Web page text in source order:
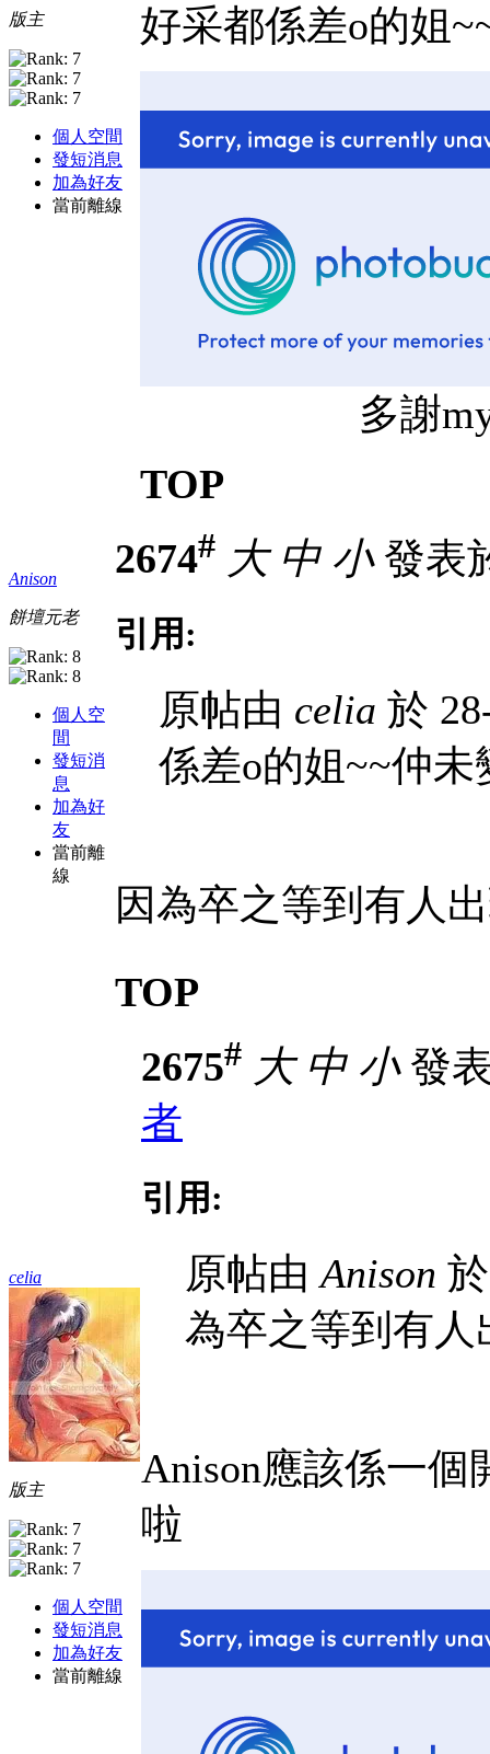
版主
個人空間
發短消息
加為好友
當前離線
好采都係差o的姐
多謝mythz創
TOP
Anison
餅壇元老
個人空
間
發短消
息
加為好
友
當前離
線
2674# 大 中 小發表
引用:
原帖由 celia 於
係差o的姐~~仲未
因為卒之等到有人
TOP
celia
版主
個人空間
發短消息
加為好友
當前離線
2675# 大 中 小發
者
引用:
原帖由Anison
為卒之等到有
Anison應該係一個
啦